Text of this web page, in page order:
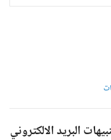
البريد الالكتروني